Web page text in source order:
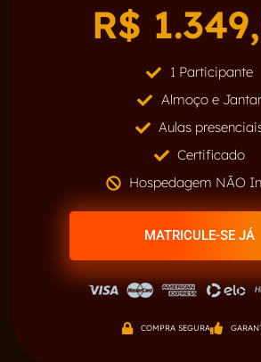
R$
1 Participante
Almoço e Jantar
Aulas
Certificado
Hospedagem NÃO
MATRICULE-SE JÁ
COMPRA SEGURA